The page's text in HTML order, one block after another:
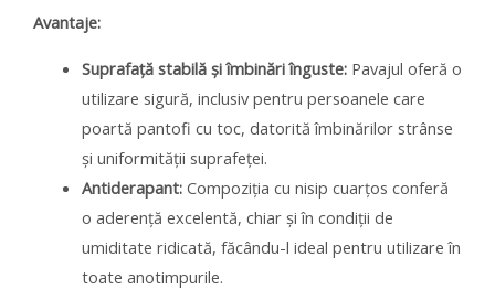
Avantaje:
Suprafață stabilă și îmbinări înguste:Pavajul oferă o
utilizare sigură, inclusiv pentru persoanele care
poartă pantofi cu toc, datorită îmbinărilor strânse
și uniformității suprafeței.
Antiderapant:Compoziția cu nisip cuarțos conferă
o aderență excelentă, chiar și în condiții de
umiditate ridicată, făcându-l ideal pentru utilizare în
toate anotimpurile.